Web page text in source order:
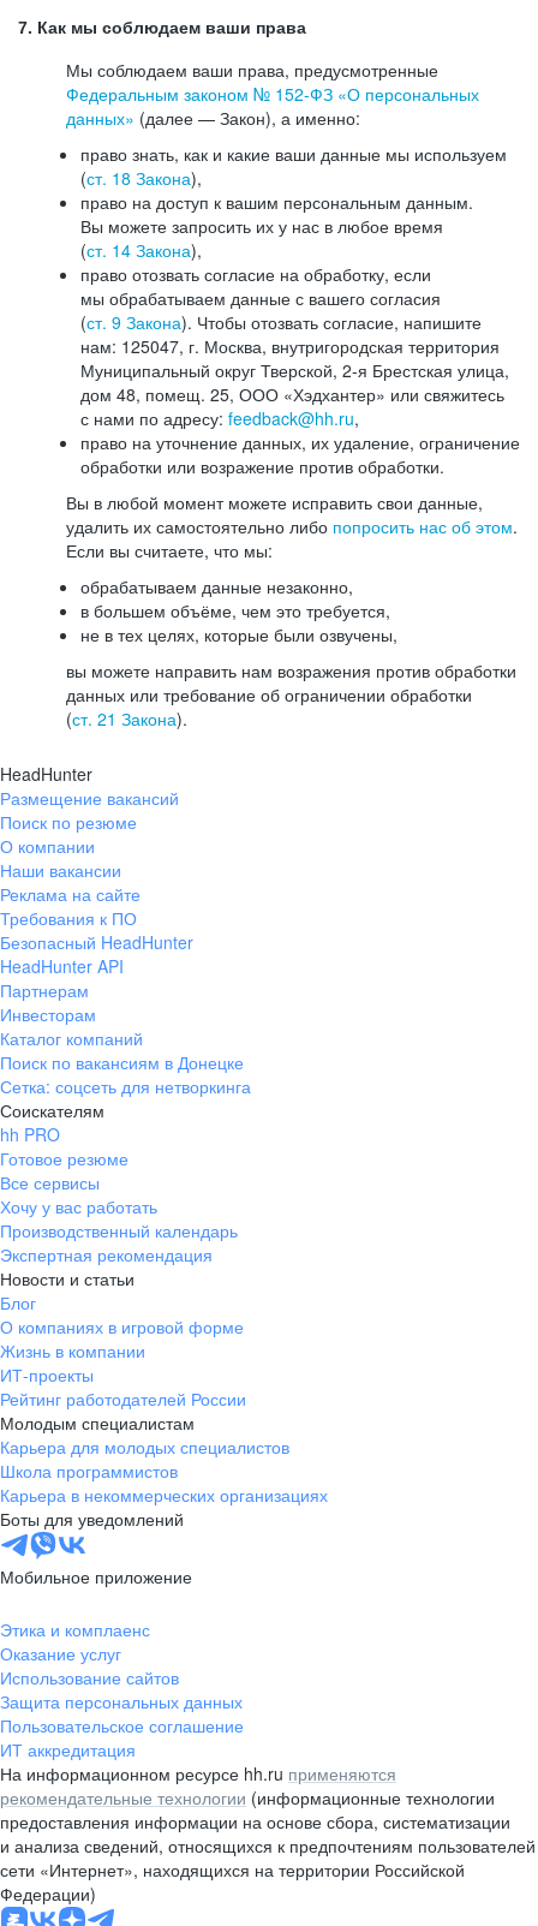
7. Как мы соблюдаем ваши права
Мы соблюдаем ваши права, предусмотренные
Федеральным законом № 152-ФЗ «О персональных
данных» (далее — Закон), а именно:
право знать, как и какие ваши данные мы используем
(ст. 18 Закона),
право на доступ к вашим персональным данным.
Вы можете запросить их у нас в любое время
(ст. 14 Закона),
право отозвать согласие на обработку, если
мы обрабатываем данные с вашего согласия
(ст. 9 Закона). Чтобы отозвать согласие, напишите
нам: 125047, г. Москва, внутригородская территория
Муниципальный округ Тверской, 2-я Брестская улица,
дом 48, помещ. 25, ООО «Хэдхантер» или свяжитесь
с нами по адресу: feedback@hh.ru,
право на уточнение данных, их удаление, ограничение
обработки или возражение против обработки.
Вы в любой момент можете исправить свои данные,
удалить их самостоятельно либо попросить нас об этом.
Если вы считаете, что мы:
обрабатываем данные незаконно,
в большем объёме, чем это требуется,
не в тех целях, которые были озвучены,
вы можете направить нам возражения против обработки
данных или требование об ограничении обработки
(ст. 21 Закона).
HeadHunter
Размещение вакансий
Поиск по резюме
О компании
Наши вакансии
Реклама на сайте
Требования к ПО
Безопасный HeadHunter
HeadHunter API
Партнерам
Инвесторам
Каталог компаний
Поиск по вакансиям в Донецке
Сетка: соцсеть для нетворкинга
Соискателям
hh PRO
Готовое резюме
Все сервисы
Хочу у вас работать
Производственный календарь
Экспертная рекомендация
Новости и статьи
Блог
О компаниях в игровой форме
Жизнь в компании
ИТ-проекты
Рейтинг работодателей России
Молодым специалистам
Карьера для молодых специалистов
Школа программистов
Карьера в некоммерческих организациях
Боты для уведомлений
Мобильное приложение
Этика и комплаенс
Оказание услуг
Использование сайтов
Защита персональных данных
Пользовательское соглашение
ИТ аккредитация
На информационном ресурсе hh.ru применяются
рекомендательные технологии (информационные технологии
предоставления информации на основе сбора, систематизации
и анализа сведений, относящихся к предпочтениям пользователей
сети «Интернет», находящихся на территории Российской
Федерации)